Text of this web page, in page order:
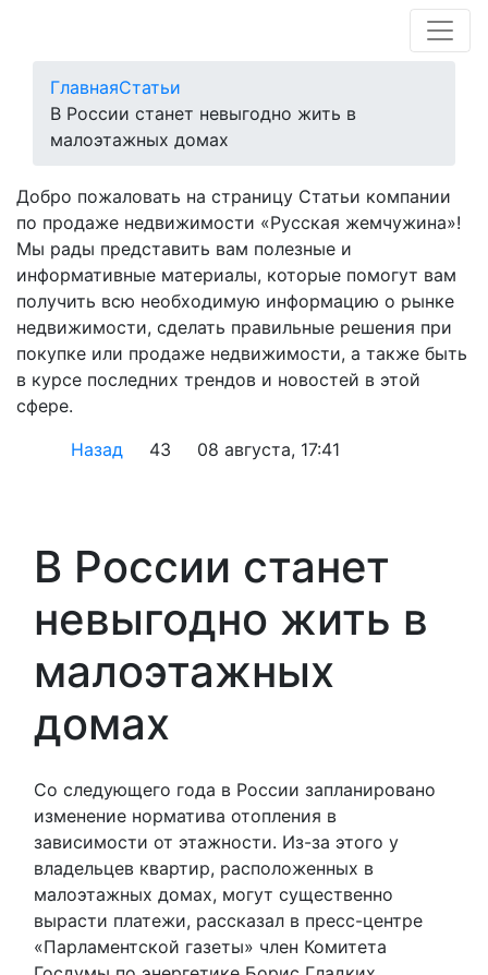
ГлавнаяСтатьи
В России станет невыгодно жить в
малоэтажных домах
Добро пожаловать на страницу Статьи компании
по продаже недвижимости «Русская жемчужина»!
Мы рады представить вам полезные и
информативные материалы, которые помогут вам
получить всю необходимую информацию о рынке
недвижимости, сделать правильные решения при
покупке или продаже недвижимости, а также быть
в курсе последних трендов и новостей в этой
сфере.
Назад
43 08 августа, 17:41
В России станет
невыгодно жить в
малоэтажных
домах
Со следующего года в России запланировано
изменение норматива отопления в
зависимости от этажности. Из-за этого у
владельцев квартир, расположенных в
малоэтажных домах, могут существенно
вырасти платежи, рассказал в пресс-центре
«Парламентской газеты» член Комитета